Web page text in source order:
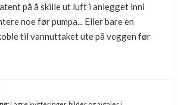
på å skille ut luft i anlegget inni
noe før pumpa... Eller bare en
til vannuttaket ute på veggen før